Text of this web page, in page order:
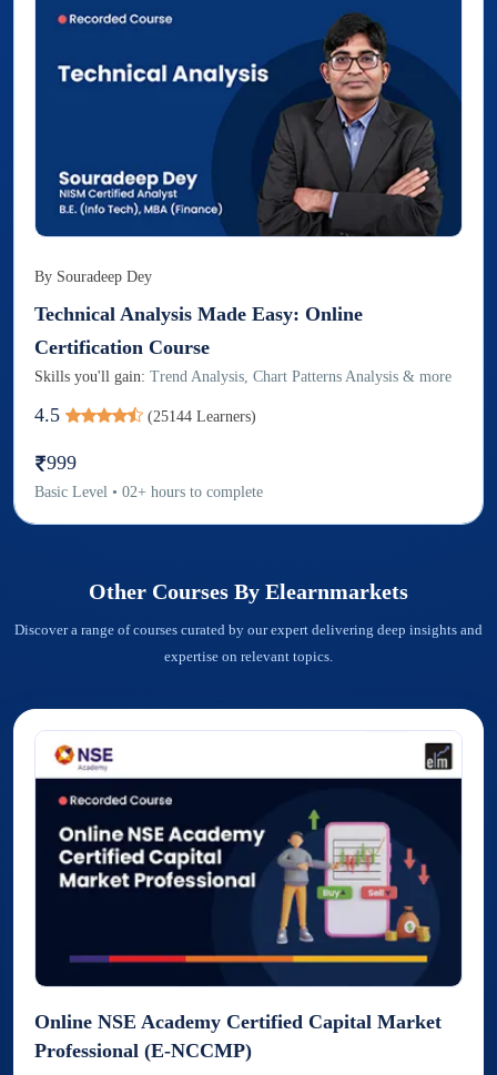
By Souradeep Dey
Technical Analysis Made Easy: Online
Certification Course
Skills you'll gain: Trend Analysis, Chart Patterns Analysis & more
4.5 (25144 Learners)
999
Basic Level • 02+ hours to complete
Other Courses By Elearnmarkets
Discover a range of courses curated by our expert delivering deep insights and
expertise on relevant topics.
Online NSE Academy Certified Capital Market
Professional (E-NCCMP)